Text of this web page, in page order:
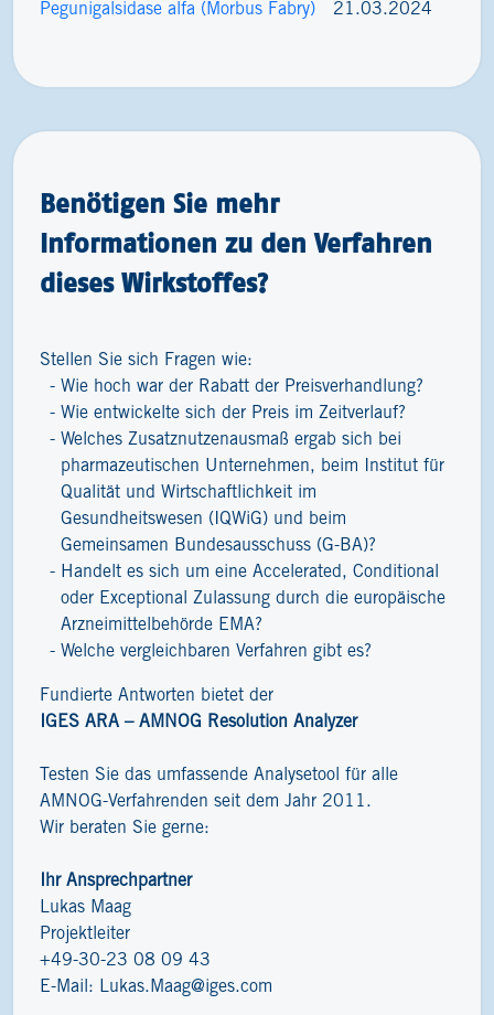
Pegunigalsidase alfa (Morbus Fabry) 21.03.2024
Benötigen Sie mehr
Informationen zu den Verfahren
dieses Wirkstoffes?
Stellen Sie sich Fragen wie:
Wie hoch war der Rabatt der Preisverhandlung?
Wie entwickelte sich der Preis im Zeitverlauf?
Welches Zusatznutzenausmaß ergab sich bei
pharmazeutischen Unternehmen, beim Institut für
Qualität und Wirtschaftlichkeit im
Gesundheitswesen (IQWiG) und beim
Gemeinsamen Bundesausschuss (G-BA)?
Handelt es sich um eine Accelerated, Conditional
oder Exceptional Zulassung durch die europäische
Arzneimittelbehörde EMA?
Welche vergleichbaren Verfahren gibt es?
Fundierte Antworten bietet der
IGES ARA – AMNOG Resolution Analyzer
Testen Sie das umfassende Analysetool für alle
AMNOG-Verfahrenden seit dem Jahr 2011.
Wir beraten Sie gerne:
Ihr Ansprechpartner
Lukas Maag
Projektleiter
+49-30-23 08 09 43
E-Mail: Lukas.Maag@iges.com